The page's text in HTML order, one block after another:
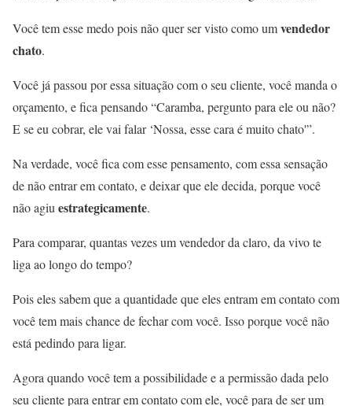
Você tem esse medo pois não quer ser visto como umvendedor
chato.
Você já passou por essa situação com o seu cliente, você manda o
orçamento, e fica pensando “Caramba, pergunto para ele ou não?
E se eu cobrar, ele vai falar ‘Nossa, esse cara é muito chato'”.
Na verdade, você fica com esse pensamento, com essa sensação
de não entrar em contato, e deixar que ele decida, porque você
não agiu estrategicamente.
Para comparar, quantas vezes um vendedor da claro, da vivo te
liga ao longo do tempo?
Pois eles sabem que a quantidade que eles entram em contato com
você tem mais chance de fechar com você. Isso porque você não
está pedindo para ligar.
Agora quando você tem a possibilidade e a permissão dada pelo
seu cliente para entrar em contato com ele, você para de ser um